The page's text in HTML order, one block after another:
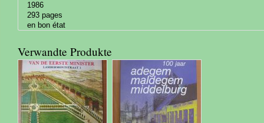
1986
293 pages
en bon état
Verwandte Produkte